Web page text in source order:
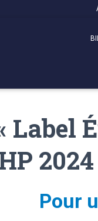
Label
2024
Pour